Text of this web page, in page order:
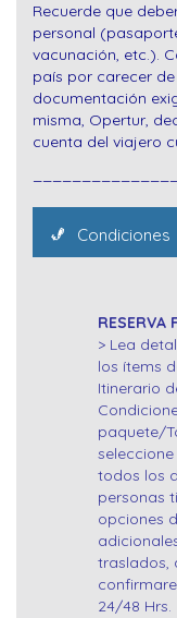
Recuerde que
personal
vacunación, etc.).
país por carecer
documentación
misma, Opertur,
cuenta del viajero
Condiciones
RESERVA
> Lea
los ítems
Itinerario
paquete/
todos los
personas
opciones
traslados,
24/48 Hrs.